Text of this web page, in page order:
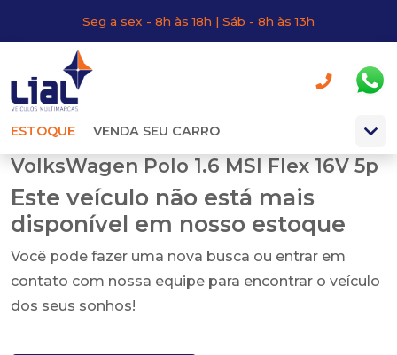
Seg a sex - 8h às 18h | Sáb - 8h às 13h
ESTOQUE VENDA SEU CARRO
VolksWagen Polo 1.6 MSI Flex 16V 5p
Este veículo não está mais
disponível em nosso estoque
Você pode fazer uma nova busca ou entrar em
contato com nossa equipe para encontrar o veículo
dos seus sonhos!